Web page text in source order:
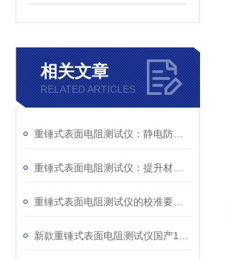
相关文章
RELATED ARTICLES